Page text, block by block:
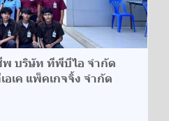
บริษัท ทีพีบีไอ จำกัด
เค แพ็คเกจจิ้ง จำกัด